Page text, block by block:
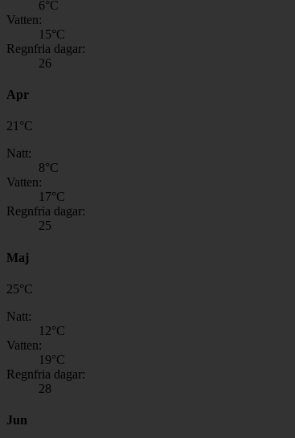
6°C
Vatten:
15°C
Regnfria dagar:
26
Apr
21 °C
Natt:
8°C
Vatten:
17°C
Regnfria dagar:
25
Maj
25°C
Natt:
12°C
Vatten:
19°C
Regnfria dagar:
28
Jun